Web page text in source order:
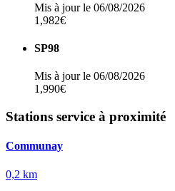
Mis à jour le 06/08/2026
1,982€
SP98
Mis à jour le 06/08/2026
1,990€
Stations service à proximité
Communay
0,2 km